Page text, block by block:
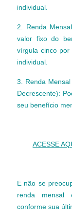
individual.
2. Renda
valor fixo do
vírgula cinco
individual.
3. Renda
Decrescente):
seu benefício
ACESSE
E não se
renda mensal
conforme sua